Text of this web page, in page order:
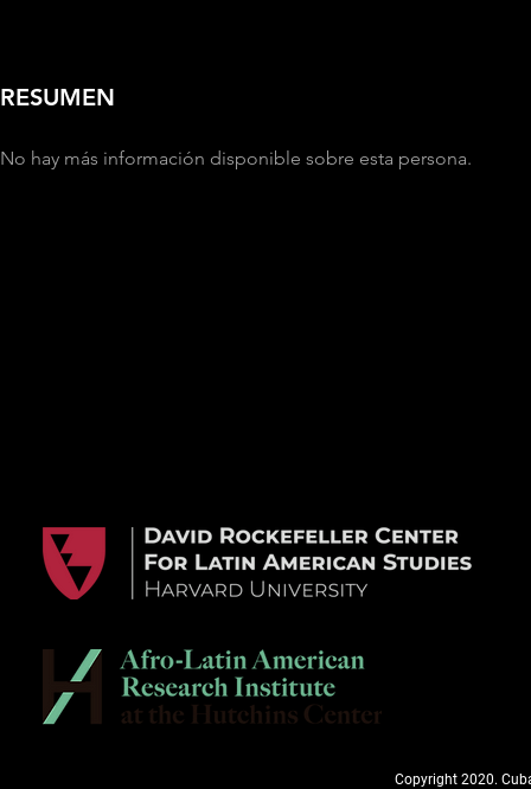
RESUMEN
No hay más información disponible sobre esta persona.
Copyright 2020.